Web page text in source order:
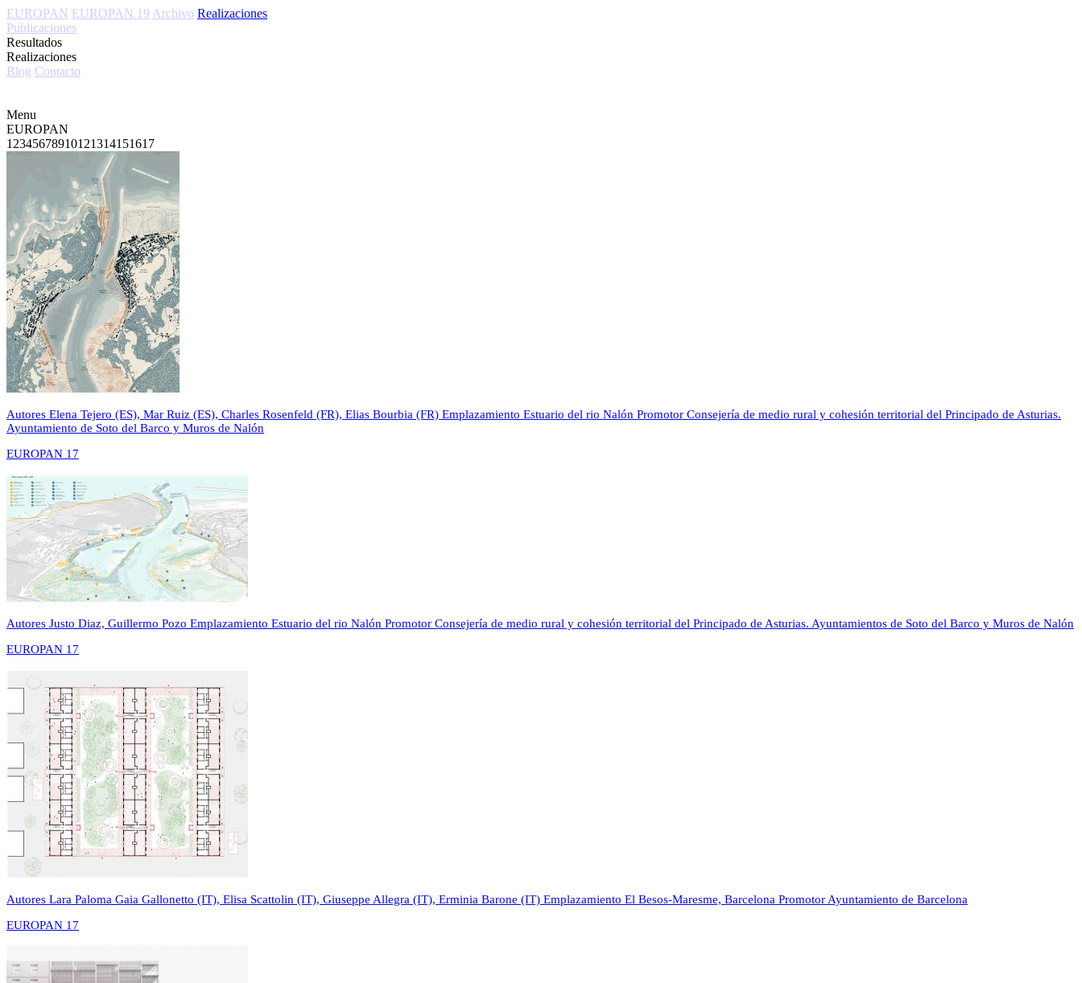
EUROPAN EUROPAN 19 Archivo Realizaciones
Publicaciones
Resultados
Realizaciones
Blog Contacto
Menu
EUROPAN
1 2345678910121314151617
Autores Elena Tejero (ES), Mar Ruiz (ES), Charles Rosenfeld (FR), Elias Bourbia (FR) Emplazamiento Estuario del rio Nalón Promotor Consejería de medio rural y cohesión territorial del Principado de Asturias.
Ayuntamiento de Soto del Barco y Muros de Nalón
EUROPAN 17
Autores Justo Diaz, Guillermo Pozo Emplazamiento Estuario del rio Nalón Promotor Consejería de medio rural y cohesión territorial del Principado de Asturias. Ayuntamientos de Soto del Barco y Muros de Nalón
EUROPAN 17
Autores Lara Paloma Gaia Gallonetto (IT), Elisa Scattolin (IT), Giuseppe Allegra (IT), Erminia Barone (IT) Emplazamiento El Besos-Maresme, Barcelona Promotor Ayuntamiento de Barcelona
EUROPAN 17